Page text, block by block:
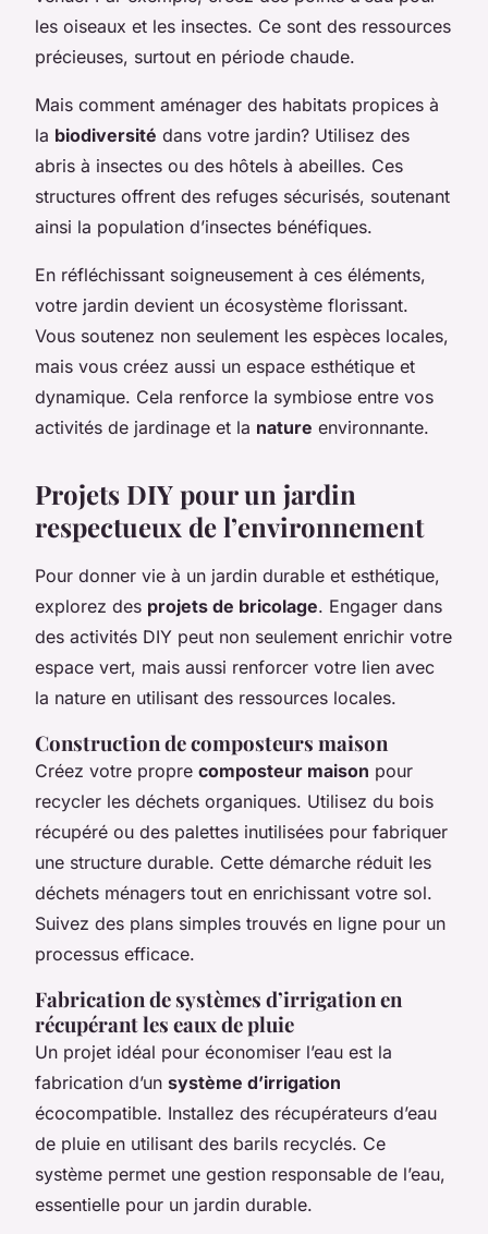
les oiseaux et les insectes. Ce sont des ressources
précieuses, surtout en période chaude.
Mais comment aménager des habitats propices à
la biodiversité dans votre jardin? Utilisez des
abris à insectes ou des hôtels à abeilles. Ces
structures offrent des refuges sécurisés, soutenant
ainsi la population d’insectes bénéfiques.
En réfléchissant soigneusement à ces éléments,
votre jardin devient un écosystème florissant.
Vous soutenez non seulement les espèces locales,
mais vous créez aussi un espace esthétique et
dynamique. Cela renforce la symbiose entre vos
activités de jardinage et la nature environnante.
Projets DIY pour un jardin
respectueux de l’environnement
Pour donner vie à un jardin durable et esthétique,
explorez des projets de bricolage. Engager dans
des activités DIY peut non seulement enrichir votre
espace vert, mais aussi renforcer votre lien avec
la nature en utilisant des ressources locales.
Construction de composteurs maison
Créez votre propre composteur maison pour
recycler les déchets organiques. Utilisez du bois
récupéré ou des palettes inutilisées pour fabriquer
une structure durable. Cette démarche réduit les
déchets ménagers tout en enrichissant votre sol.
Suivez des plans simples trouvés en ligne pour un
processus efficace.
Fabrication de systèmes d’irrigation en
récupérant les eaux de pluie
Un projet idéal pour économiser l’eau est la
fabrication d’un système d’irrigation
écocompatible. Installez des récupérateurs d’eau
de pluie en utilisant des barils recyclés. Ce
système permet une gestion responsable de l’eau,
essentielle pour un jardin durable.